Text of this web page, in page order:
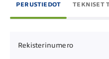
PERUSTIEDOT TEKNISET
Rekisterinumero